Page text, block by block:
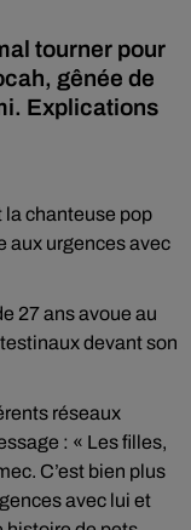
tourner pour
gênée de
Explications
la chanteuse pop
aux urgences avec
27 ans avoue au
devant son
réseaux
: « Les filles,
C’est bien plus
avec lui et